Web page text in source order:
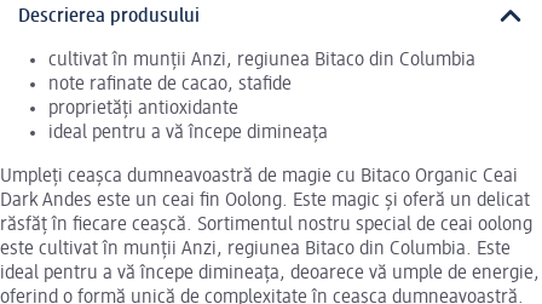
Descrierea produsului
cultivat în munții Anzi, regiunea Bitaco din Columbia
note rafinate de cacao, stafide
proprietăți antioxidante
ideal pentru a vă începe dimineața
Umpleți ceașca dumneavoastră de magie cu Bitaco Organic Ceai
Dark Andes este un ceai fin Oolong. Este magic și oferă un delicat
răsfăț în fiecare ceașcă. Sortimentul nostru special de ceai oolong
este cultivat în munții Anzi, regiunea Bitaco din Columbia. Este
ideal pentru a vă începe dimineața, deoarece vă umple de energie,
oferind o formă unică de complexitate în ceașca dumneavoastră.